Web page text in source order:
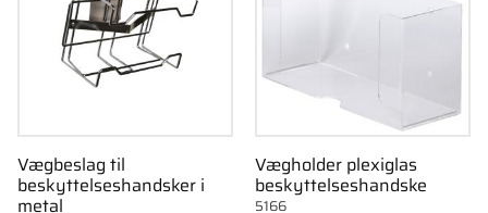
Vægbeslag til
beskyttelseshandsker i
metal
Vægholder plexiglas
beskyttelseshandske
5166